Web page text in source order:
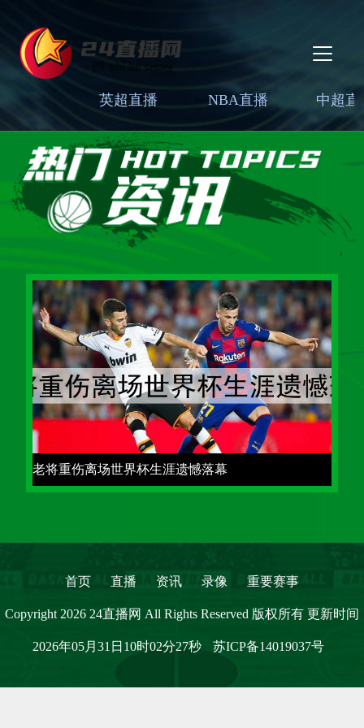
英超直播 NBA直播 中超直
老将重伤离场世界杯生涯遗憾落幕
首页 直播 资讯 录像 重要赛事
Copyright 2026 24直播网 All Rights Reserved 版权所有 更新时间
2026年05月31日10时02分27秒 苏ICP备14019037号